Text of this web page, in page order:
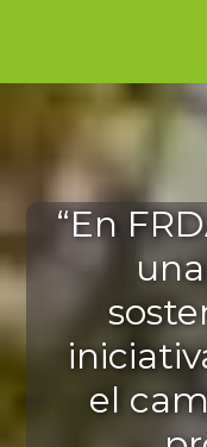
“En
el